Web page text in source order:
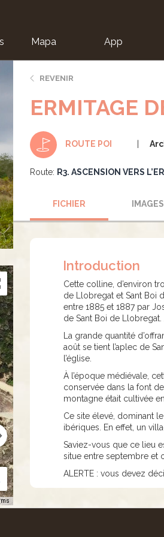
Mapa App
REVENIR
ERMITAGE
ROUTE POI
Route: R3. ASCENSION VERS
FICHIER IMAGES
Introduction
Cette colline, d’environ
de Llobregat et Sant Boi
entre 1885 et 1887 par
de Sant Boi de
La grande quantité
août se tient l’aplec de
l’église.
À l’époque médiévale,
conservée dans la font
montagne était cultivée
Ce site élevé, dominant
ibériques. En effet, un
Saviez-vous que ce lieu
situe entre septembre et
ALERTE : vous devez